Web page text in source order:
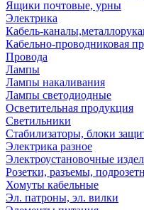
Ящики почтовые, урны
Электрика
Кабель-
Кабельно-проводниковая
Провода
Лампы
Лампы накаливания
Лампы светодиодные
Осветительная продукция
Светильники
Стабилизаторы, блоки
Электрика разное
Электроустановочные
Розетки, разъемы,
Хомуты кабельные
Эл. патроны, эл. вилки